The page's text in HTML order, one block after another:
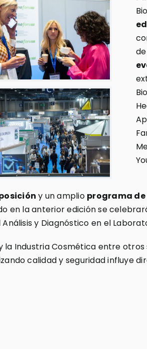
y un amplio programa
en la anterior edición se
y Diagnóstico en el
Industria Cosmética entre
calidad y seguridad influye